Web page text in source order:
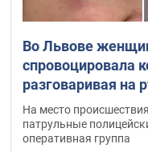
Во Львове
спровоцировала
разговаривая на
маршрутке:
Видео
На место
патрульные
оперативная группа